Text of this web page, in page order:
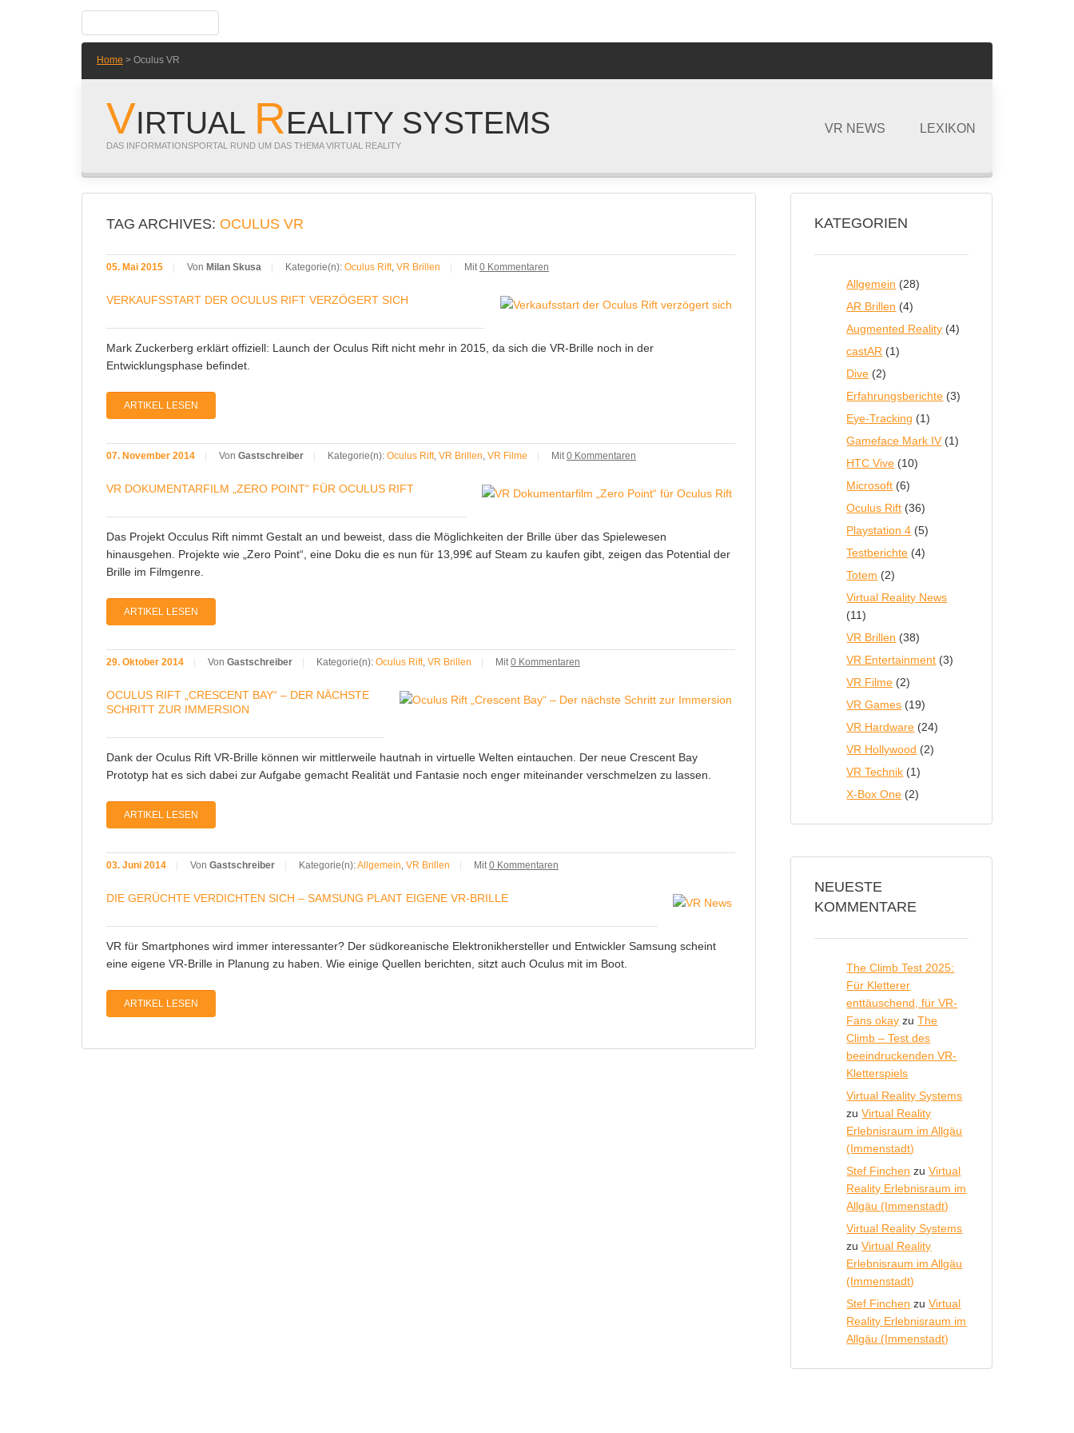
Home > Oculus VR
VIRTUAL REALITY SYSTEMS
DAS INFORMATIONSPORTAL RUND UM DAS THEMA VIRTUAL REALITY
VR NEWS LEXIKON
TAG ARCHIVES: OCULUS VR
05. Mai 2015 Von Milan Skusa Kategorie(n): Oculus Rift, VR Brillen Mit0 Kommentaren
VERKAUFSSTART DER OCULUS RIFT VERZÖGERT SICH
Mark Zuckerberg erklärt offiziell: Launch der Oculus Rift nicht mehr in 2015, da sich die VR-Brille noch in der
Entwicklungsphase befindet.
ARTIKEL LESEN
07. November 2014 Von Gastschreiber Kategorie(n): Oculus Rift, VR Brillen, VR Filme Mit0 Kommentaren
VR DOKUMENTARFILM „ZERO POINT“ FÜR OCULUS RIFT
Das Projekt Occulus Rift nimmt Gestalt an und beweist, dass die Möglichkeiten der Brille über das Spielewesen
hinausgehen. Projekte wie „Zero Point“, eine Doku die es nun für 13,99€ auf Steam zu kaufen gibt, zeigen das Potential der
Brille im Filmgenre.
ARTIKEL LESEN
29. Oktober 2014 Von Gastschreiber Kategorie(n): Oculus Rift, VR Brillen Mit0 Kommentaren
OCULUS RIFT „CRESCENT BAY“ – DER NÄCHSTE
SCHRITT ZUR IMMERSION
Dank der Oculus Rift VR-Brille können wir mittlerweile hautnah in virtuelle Welten eintauchen. Der neue Crescent Bay
Prototyp hat es sich dabei zur Aufgabe gemacht Realität und Fantasie noch enger miteinander verschmelzen zu lassen.
ARTIKEL LESEN
03. Juni 2014 Von Gastschreiber Kategorie(n):Allgemein, VR Brillen Mit0 Kommentaren
DIE GERÜCHTE VERDICHTEN SICH – SAMSUNG PLANT EIGENE VR-BRILLE
VR für Smartphones wird immer interessanter? Der südkoreanische Elektronikhersteller und Entwickler Samsung scheint
eine eigene VR-Brille in Planung zu haben. Wie einige Quellen berichten, sitzt auch Oculus mit im Boot.
ARTIKEL LESEN
KATEGORIEN
Allgemein (28)
AR Brillen (4)
Augmented Reality (4)
castAR (1)
Dive (2)
Erfahrungsberichte (3)
Eye-Tracking (1)
Gameface Mark IV (1)
HTC Vive (10)
Microsoft (6)
Oculus Rift (36)
Playstation 4 (5)
Testberichte (4)
Totem (2)
Virtual Reality News
(11)
VR Brillen (38)
VR Entertainment (3)
VR Filme (2)
VR Games (19)
VR Hardware (24)
VR Hollywood (2)
VR Technik (1)
X-Box One (2)
NEUESTE
KOMMENTARE
The Climb Test 2025:
Für Kletterer
enttäuschend, für VR-
Fans okay zuThe
Climb – Test des
beeindruckenden VR-
Kletterspiels
Virtual Reality Systems
zuVirtual Reality
Erlebnisraum im Allgäu
(Immenstadt)
Stef Finchen zuVirtual
Reality Erlebnisraum im
Allgäu (Immenstadt)
Virtual Reality Systems
zuVirtual Reality
Erlebnisraum im Allgäu
(Immenstadt)
Stef Finchen zuVirtual
Reality Erlebnisraum im
Allgäu (Immenstadt)